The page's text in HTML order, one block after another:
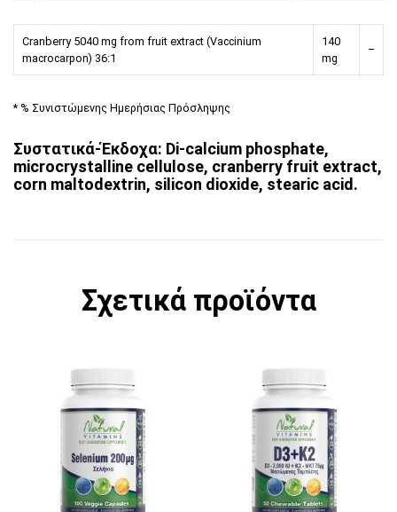
Cranberry 5040 mg from fruit extract (Vaccinium
macrocarpon) 36:1
140
mg
–
* % Συνιστώμενης Ημερήσιας Πρόσληψης
Συστατικά-Έκδοχα: Di-calcium phosphate,
microcrystalline cellulose, cranberry fruit extract,
corn maltodextrin, silicon dioxide, stearic acid.
Σχετικά προϊόντα
Αυτό το προϊόν έχει